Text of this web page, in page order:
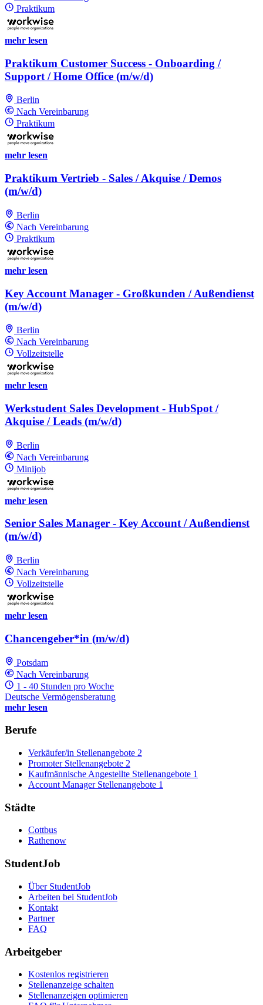
Praktikum
mehr lesen
Praktikum Customer Success - Onboarding /
Support / Home Office (m/w/d)
Berlin
Nach Vereinbarung
Praktikum
mehr lesen
Praktikum Vertrieb - Sales / Akquise / Demos
(m/w/d)
Berlin
Nach Vereinbarung
Praktikum
mehr lesen
Key Account Manager - Großkunden / Außendienst
(m/w/d)
Berlin
Nach Vereinbarung
Vollzeitstelle
mehr lesen
Werkstudent Sales Development - HubSpot /
Akquise / Leads (m/w/d)
Berlin
Nach Vereinbarung
Minijob
mehr lesen
Senior Sales Manager - Key Account / Außendienst
(m/w/d)
Berlin
Nach Vereinbarung
Vollzeitstelle
mehr lesen
Chancengeber*in (m/w/d)
Potsdam
Nach Vereinbarung
1 - 40 Stunden pro Woche
Deutsche Vermögensberatung
mehr lesen
Berufe
Verkäufer/in Stellenangebote 2
Promoter Stellenangebote 2
Kaufmännische Angestellte Stellenangebote 1
Account Manager Stellenangebote 1
Städte
Cottbus
Rathenow
StudentJob
Über StudentJob
Arbeiten bei StudentJob
Kontakt
Partner
FAQ
Arbeitgeber
Kostenlos registrieren
Stellenanzeige schalten
Stellenanzeigen optimieren